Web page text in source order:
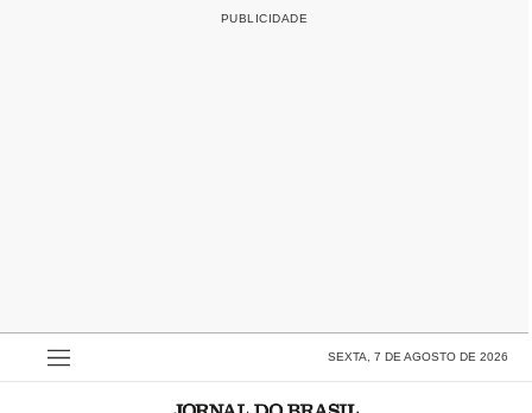
SEXTA, 7 DE AGOSTO DE 2026